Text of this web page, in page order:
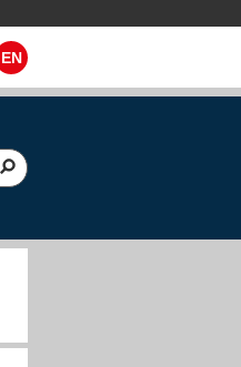
EN